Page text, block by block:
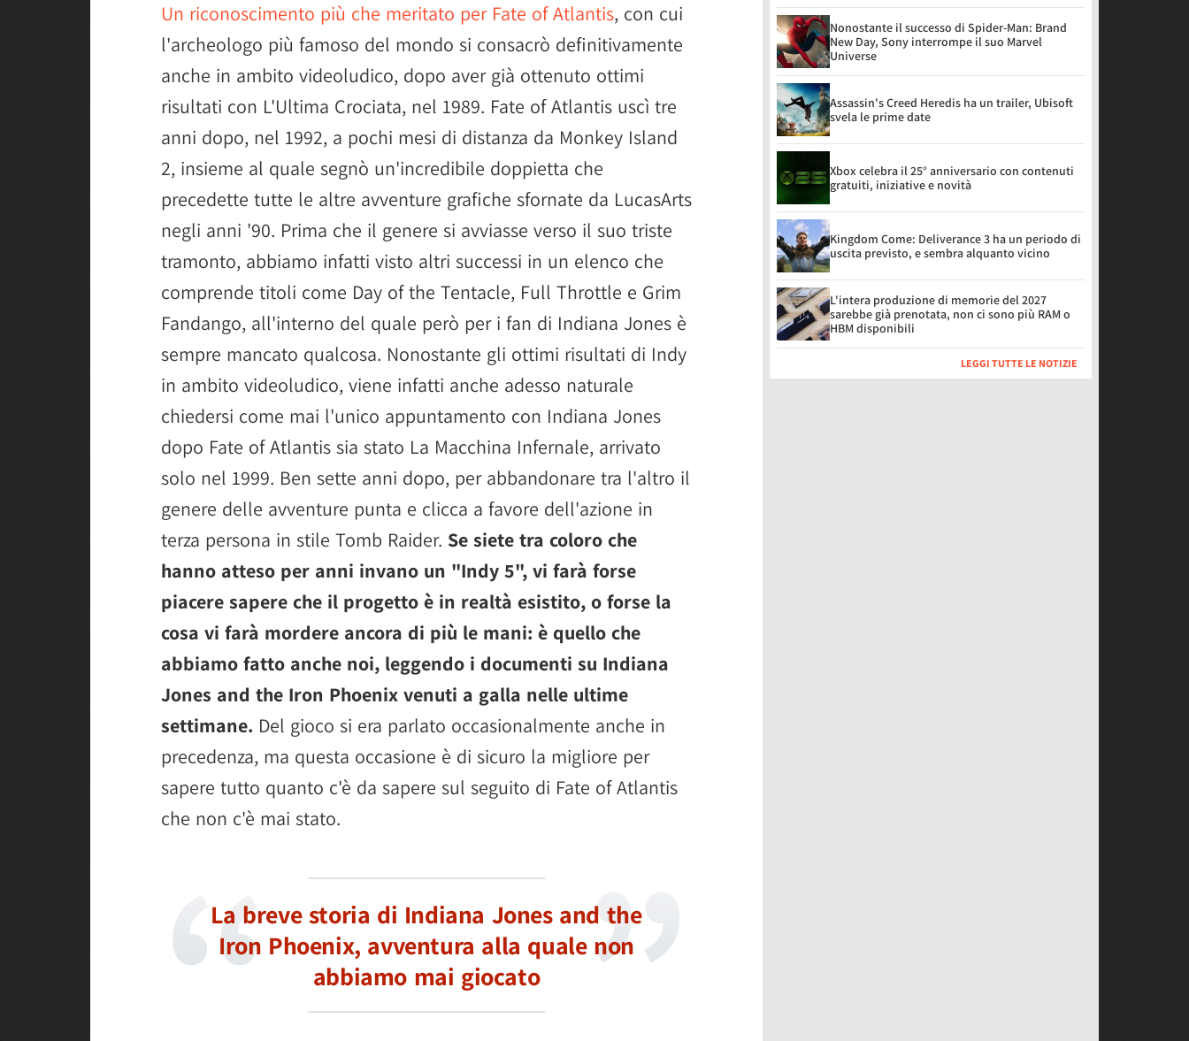
Un riconoscimento più che meritato per Fate of Atlantis, con cui
l'archeologo più famoso del mondo si consacrò definitivamente
anche in ambito videoludico, dopo aver già ottenuto ottimi
risultati con L'Ultima Crociata, nel 1989. Fate of Atlantis uscì tre
anni dopo, nel 1992, a pochi mesi di distanza da Monkey Island
2, insieme al quale segnò un'incredibile doppietta che
precedette tutte le altre avventure grafiche sfornate da LucasArts
negli anni '90. Prima che il genere si avviasse verso il suo triste
tramonto, abbiamo infatti visto altri successi in un elenco che
comprende titoli come Day of the Tentacle, Full Throttle e Grim
Fandango, all'interno del quale però per i fan di Indiana Jones è
sempre mancato qualcosa. Nonostante gli ottimi risultati di Indy
in ambito videoludico, viene infatti anche adesso naturale
chiedersi come mai l'unico appuntamento con Indiana Jones
dopo Fate of Atlantis sia stato La Macchina Infernale, arrivato
solo nel 1999. Ben sette anni dopo, per abbandonare tra l'altro il
genere delle avventure punta e clicca a favore dell'azione in
terza persona in stile Tomb Raider. Se siete tra coloro che
hanno atteso per anni invano un "Indy 5", vi farà forse
piacere sapere che il progetto è in realtà esistito, o forse la
cosa vi farà mordere ancora di più le mani: è quello che
abbiamo fatto anche noi, leggendo i documenti su Indiana
Jones and the Iron Phoenix venuti a galla nelle ultime
settimane. Del gioco si era parlato occasionalmente anche in
precedenza, ma questa occasione è di sicuro la migliore per
sapere tutto quanto c'è da sapere sul seguito di Fate of Atlantis
che non c'è mai stato.
La breve storia di Indiana Jones and the
Iron Phoenix, avventura alla quale non
abbiamo mai giocato
Nonostante il successo di Spider-Man: Brand
New Day, Sony interrompe il suo Marvel
Universe
Assassin's Creed Heredis ha un trailer, Ubisoft
svela le prime date
Xbox celebra il 25° anniversario con contenuti
gratuiti, iniziative e novità
Kingdom Come: Deliverance 3 ha un periodo di
uscita previsto, e sembra alquanto vicino
L'intera produzione di memorie del 2027
sarebbe già prenotata, non ci sono più RAM o
HBM disponibili
LEGGI TUTTE LE NOTIZIE